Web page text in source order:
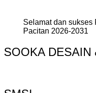
Selamat dan
Pacitan 2026-2031
SOOKA DESAIN